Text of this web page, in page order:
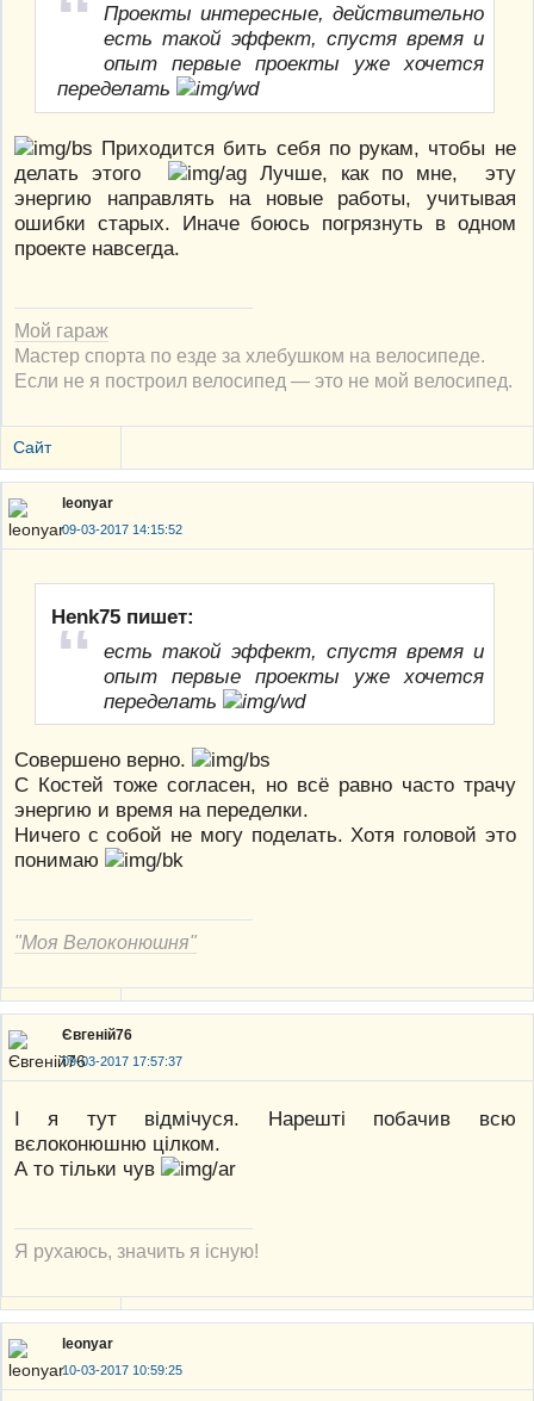
Проекты интересные, действительно
есть такой эффект, спустя время и
опыт первые проекты уже хочется
переделать
Приходится бить себя по рукам, чтобы не
делать этого
Лучше, как по мне, эту
энергию направлять на новые работы, учитывая
ошибки старых. Иначе боюсь погрязнуть в одном
проекте навсегда.
Мой гараж
Мастер спорта по езде за хлебушком на велосипеде.
Если не я построил велосипед — это не мой велосипед.
Сайт
leonyar
09-03-2017 14:15:52
Henk75 пишет:
есть такой эффект, спустя время и
опыт первые проекты уже хочется
переделать
Совершено верно.
С Костей тоже согласен, но всё равно часто трачу
энергию и время на переделки.
Ничего с собой не могу поделать. Хотя головой это
понимаю
"Моя Велоконюшня"
Євгеній76
09-03-2017 17:57:37
І я тут відмічуся. Нарешті побачив всю
вєлоконюшню цілком.
А то тільки чув
Я рухаюсь, значить я існую!
leonyar
10-03-2017 10:59:25